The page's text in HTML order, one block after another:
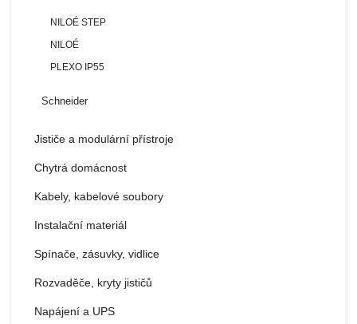
NILOÉ STEP
NILOÉ
PLEXO IP55
Schneider
Jističe a modulární přístroje
Chytrá domácnost
Kabely, kabelové soubory
Instalační materiál
Spínače, zásuvky, vidlice
Rozvaděče, kryty jističů
Napájení a UPS